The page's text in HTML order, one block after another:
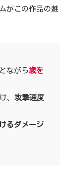
がこの作品の魅
ながら 歳を
、 攻撃速度
るダメージ